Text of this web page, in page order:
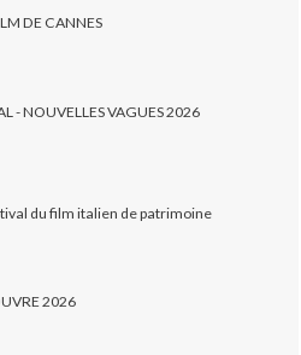
DE CANNES
- NOUVELLES VAGUES 2026
du film italien de patrimoine
2026